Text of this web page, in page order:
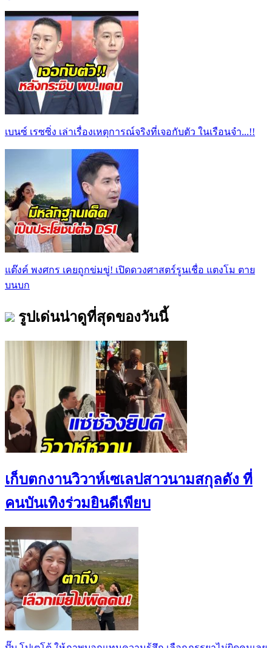
เบนซ์ เรซซิ่ง เล่าเรื่องเหตุการณ์จริงที่เจอกับตัว ในเรือนจำ...!!
แต๊งค์ พงศกร เคยถูกข่มขู่! เปิดดวงศาสตร์รูนเชื่อ แตงโม ตาย
บนบก
รูปเด่นน่าดูที่สุดของวันนี้
เก็บตกงานวิวาห์เซเลปสาวนามสกุลดัง ที่
คนบันเทิงร่วมยินดีเพียบ